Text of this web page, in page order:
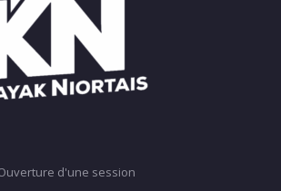
d'une session